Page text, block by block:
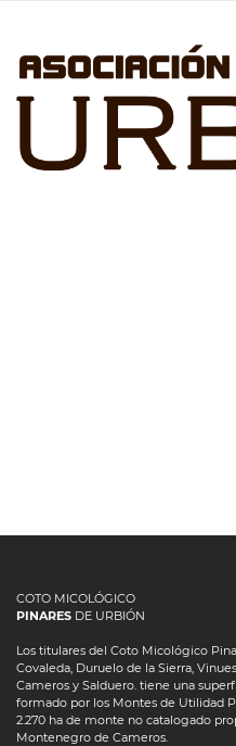
COTO MICOLÓGICO
PINARES DE URBIÓN
Los titulares del Coto Micológico
Covaleda, Duruelo de la Sierra,
Cameros y Salduero. tiene una
formado por los Montes de Utilidad
2.270 ha de monte no catalogado
Montenegro de Cameros.